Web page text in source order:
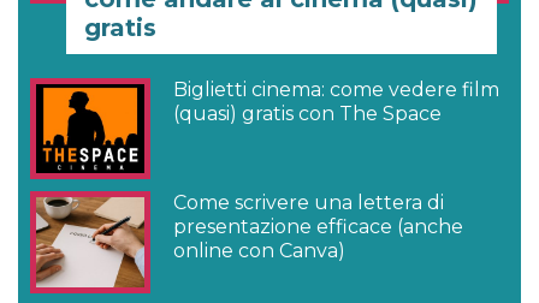
gratis
Biglietti cinema: come vedere film
(quasi) gratis con The Space
Come scrivere una lettera di
presentazione efficace (anche
online con Canva)